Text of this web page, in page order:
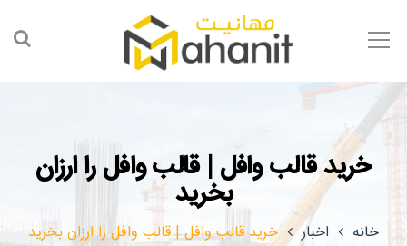
خرید قالب وافل | قالب وافل را ارزان
بخرید
خانه اخبار خرید قالب وافل | قالب وافل را ارزان بخرید